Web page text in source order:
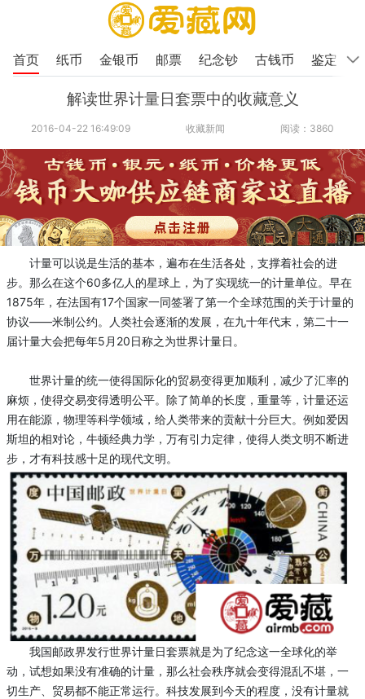
首页 纸币 金银币 邮票 纪念钞 古钱币 鉴定
解读世界计量日套票中的收藏意义
2016-04-22 16:49:09 收藏新闻 阅读：3860
计量可以说是生活的基本，遍布在生活各处，支撑着社会的进
步。那么在这个60多亿人的星球上，为了实现统一的计量单位。早在
1875年，在法国有17个国家一同签署了第一个全球范围的关于计量的
协议——米制公约。人类社会逐渐的发展，在九十年代末，第二十一
届计量大会把每年5月20日称之为世界计量日。
世界计量的统一使得国际化的贸易变得更加顺利，减少了汇率的
麻烦，使得交易变得透明公平。除了简单的长度，重量等，计量还运
用在能源，物理等科学领域，给人类带来的贡献十分巨大。例如爱因
斯坦的相对论，牛顿经典力学，万有引力定律，使得人类文明不断进
步，才有科技感十足的现代文明。
我国邮政界发行世界计量日套票就是为了纪念这一全球化的举
动，试想如果没有准确的计量，那么社会秩序就会变得混乱不堪，一
切生产、贸易都不能正常运行。科技发展到今天的程度，没有计量就